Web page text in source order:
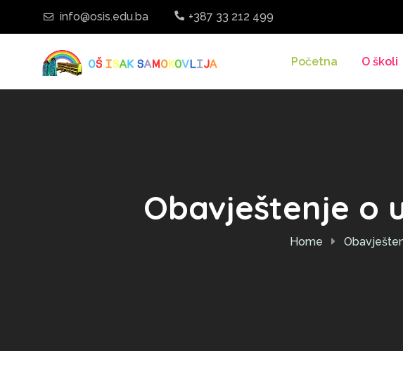
info@osis.edu.ba +387 33 212 499
Početna O školi
Obavještenje o
Home